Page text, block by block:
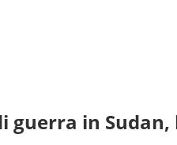
guerra in